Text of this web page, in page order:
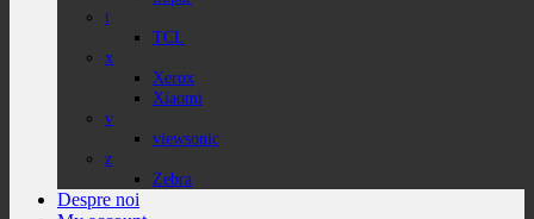
t
TCL
x
Xerox
Xiaomi
v
viewsonic
z
Zebra
Despre noi